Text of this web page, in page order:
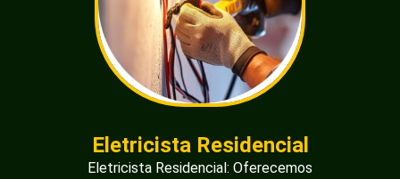
Eletricista Residencial
Eletricista Residencial: Oferecemos